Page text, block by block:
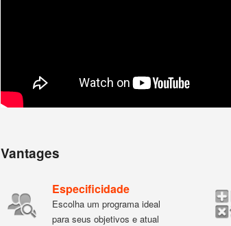
Vantages
Especificidade
Escolha um programa ideal
para seus objetivos e atual